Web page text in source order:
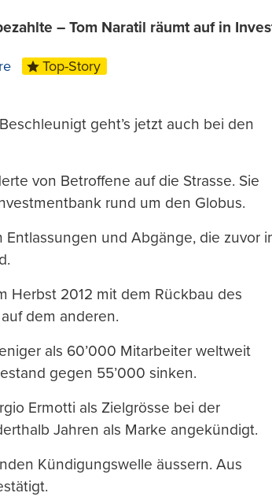
– Tom Naratil räumt auf in
Top-Story
geht’s jetzt auch bei den
von Betroffene auf die Strasse. Sie
rund um den Globus.
und Abgänge, die zuvor
Herbst 2012 mit dem Rückbau des
dem anderen.
als 60’000 Mitarbeiter weltweit
gegen 55’000 sinken.
Ermotti als Zielgrösse bei der
Jahren als Marke angekündigt.
Kündigungswelle äussern. Aus